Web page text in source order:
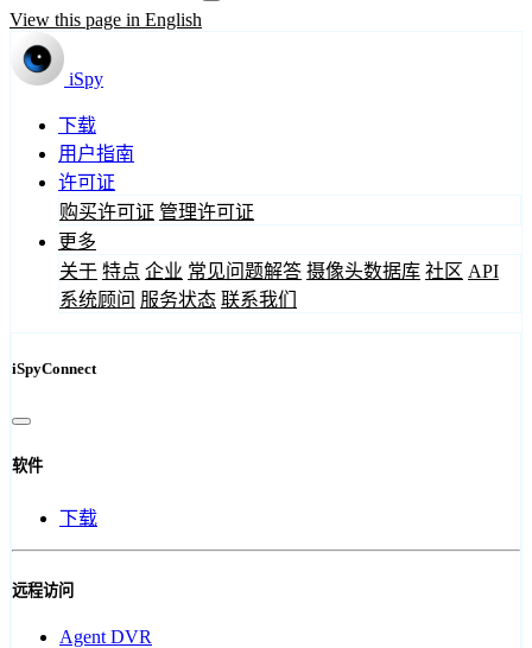
View this page in English
iSpy
下载
用户指南
许可证
购买许可证 管理许可证
更多
关于 特点 企业 常见问题解答 摄像头数据库 社区 API
系统顾问 服务状态 联系我们
iSpyConnect
软件
下载
远程访问
Agent DVR